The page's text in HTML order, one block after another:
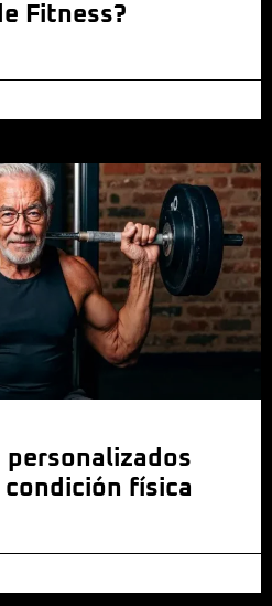
Fitness?
personalizados
física